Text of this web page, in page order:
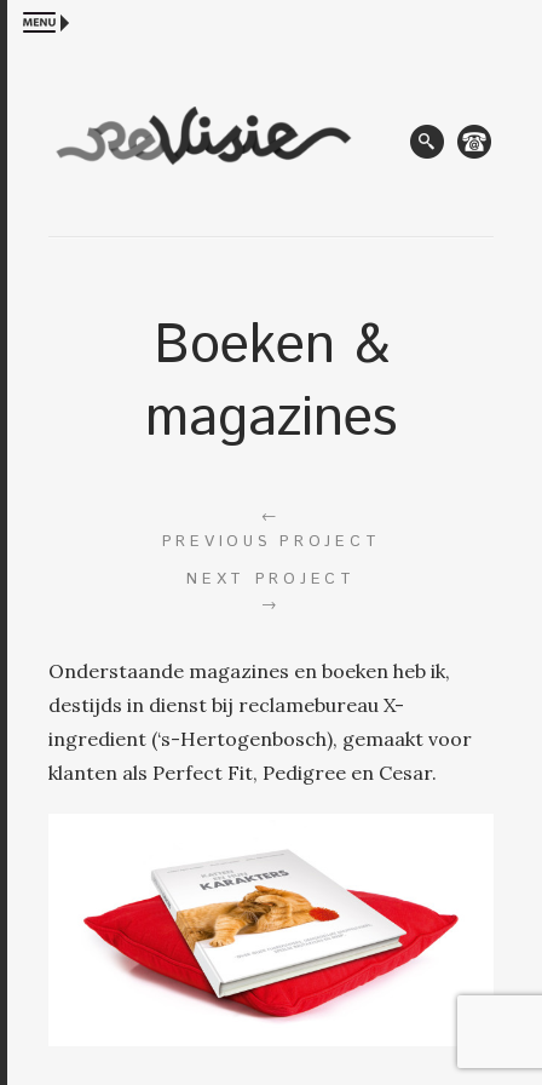
Boeken &
magazines
←
PREVIOUS PROJECT
NEXT PROJECT
→
Onderstaande magazines en boeken heb ik,
destijds in dienst bij reclamebureau X-
ingredient (‘s-Hertogenbosch), gemaakt voor
klanten als Perfect Fit, Pedigree en Cesar.